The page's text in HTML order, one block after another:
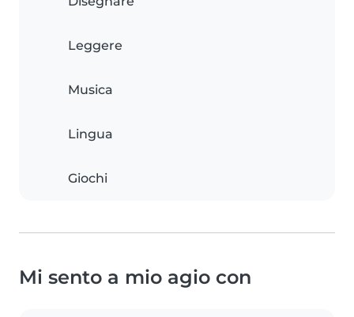
Leggere
Musica
Lingua
Giochi
Mi sento a mio agio con